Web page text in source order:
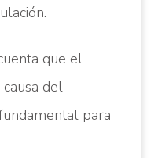
que el
del
para